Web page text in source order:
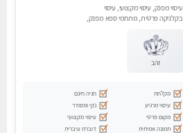
עיסוי מפנק, עיסוי מקצועי, עיסוי
בקלניקה פרטית, מתחמי ספא מפנק,
עיסוי טנטרה
זהב
מקלחת
חניה חינם
עיסוי מרגיע
נקי ומסודר
מקום פרטי
עיסוי מקצועי
תמונה אמיתית
דוברת עיברית